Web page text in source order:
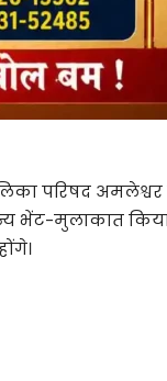
परिषद
भेंट-मुलाकात